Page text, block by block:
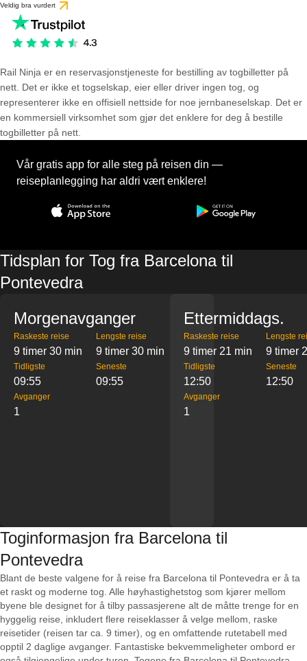
Veldig bra vurdert
Rail Ninja er en reservasjons­tjeneste for bestilling av togbilletter på
nett. Det er ikke et togselskap, eier eller driver ingen tog, og
representerer ikke en offisiell nettside for noe jernbaneselskap. Det er
en kommersiell virksomhet som gjør det enklere for deg å bestille
togbilletter på nett.
Vår gratis app for alle steg på reisen din —
reiseplanlegging har aldri vært enklere!
Tidsplan for Tog fra Barcelona til
Pontevedra
Morgenavganger
Raskeste reise
9 timer 30 min
Lengste reise
9 timer 30 min
Tidligste
09:55
Seneste
09:55
Avganger
1
Ettermiddags.
Raskeste reise
9 timer 21 min
Lengste
9 timer
Tidligste
12:50
Seneste
12:50
Avganger
1
Toginformasjon fra Barcelona til
Pontevedra
Blant de beste valgene for å reise fra Barcelona til Pontevedra er å ta
et raskt og moderne tog. Alle høyhastighetstog som kjører mellom
byene ble designet for å tilby passasjerene alt de måtte trenge for en
hyggelig reise, inkludert flere reiseklasser å velge mellom, raske
reisetider (reisen tar ca. 9 timer), og en omfattende rutetabell med
opptil 2 daglige avganger. Fantastiske bekvemmeligheter ombord er